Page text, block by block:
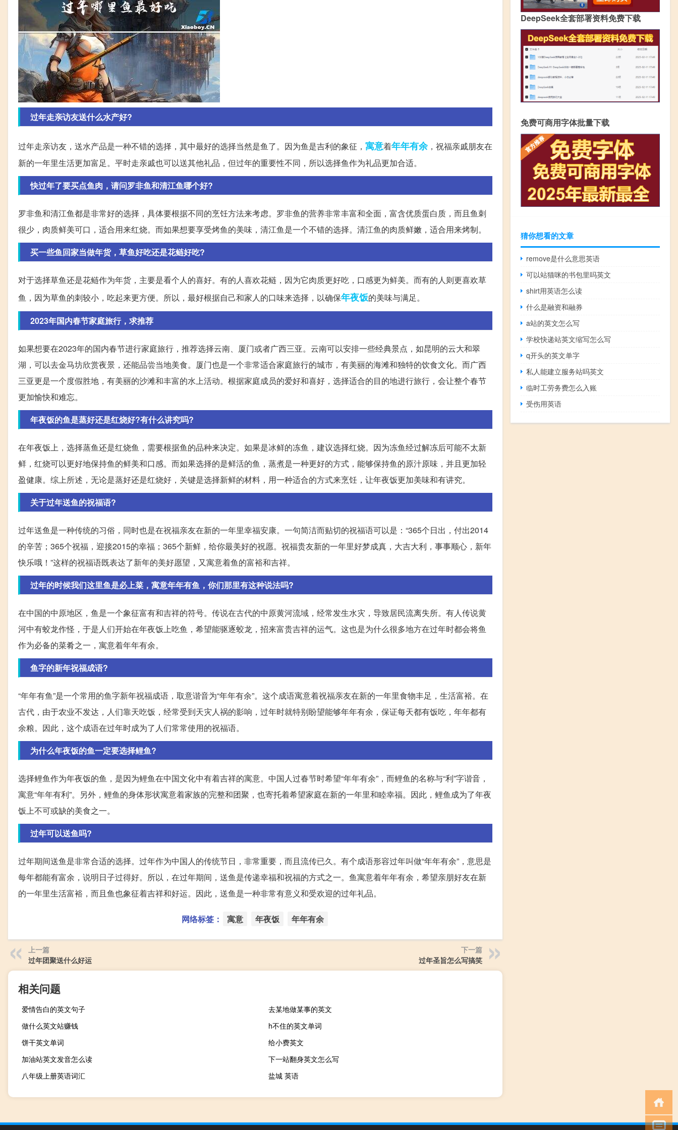
过年走亲访友送什么水产好?
过年走亲访友，送水产品是一种不错的选择，其中最好的选择当然是鱼了。因为鱼是吉利的象征， 寓意着年年有余 ，祝福亲戚朋友在
新的一年里生活更加富足。平时走亲戚也可以送其他礼品，但过年的重要性不同，所以选择鱼作为礼品更加合适。
快过年了要买点鱼肉，请问罗非鱼和清江鱼哪个好?
罗非鱼和清江鱼都是非常好的选择，具体要根据不同的烹饪方法来考虑。罗非鱼的营养非常丰富和全面，富含优质蛋白质，而且鱼刺
很少，肉质鲜美可口，适合用来红烧。而如果想要享受烤鱼的美味，清江鱼是一个不错的选择。清江鱼的肉质鲜嫩，适合用来烤制。
买一些鱼回家当做年货，草鱼好吃还是花鲢好吃?
对于选择草鱼还是花鲢作为年货，主要是看个人的喜好。有的人喜欢花鲢，因为它肉质更好吃，口感更为鲜美。而有的人则更喜欢草
鱼，因为草鱼的刺较小，吃起来更方便。所以，最好根据自己和家人的口味来选择，以确保年夜饭的美味与满足。
2023年国内春节家庭旅行，求推荐
如果想要在2023年的国内春节进行家庭旅行，推荐选择云南、厦门或者广西三亚。云南可以安排一些经典景点，如昆明的云大和翠
湖，可以去金马坊欣赏夜景，还能品尝当地美食。厦门也是一个非常适合家庭旅行的城市，有美丽的海滩和独特的饮食文化。而广西
三亚更是一个度假胜地，有美丽的沙滩和丰富的水上活动。根据家庭成员的爱好和喜好，选择适合的目的地进行旅行，会让整个春节
更加愉快和难忘。
年夜饭的鱼是蒸好还是红烧好?有什么讲究吗?
在年夜饭上，选择蒸鱼还是红烧鱼，需要根据鱼的品种来决定。如果是冰鲜的冻鱼，建议选择红烧。因为冻鱼经过解冻后可能不太新
鲜，红烧可以更好地保持鱼的鲜美和口感。而如果选择的是鲜活的鱼，蒸煮是一种更好的方式，能够保持鱼的原汁原味，并且更加轻
盈健康。综上所述，无论是蒸好还是红烧好，关键是选择新鲜的材料，用一种适合的方式来烹饪，让年夜饭更加美味和有讲究。
关于过年送鱼的祝福语?
过年送鱼是一种传统的习俗，同时也是在祝福亲友在新的一年里幸福安康。一句简洁而贴切的祝福语可以是：“365个日出，付出2014
的辛苦；365个祝福，迎接2015的幸福；365个新鲜，给你最美好的祝愿。祝福贵友新的一年里好梦成真，大吉大利，事事顺心，新年
快乐哦！”这样的祝福语既表达了新年的美好愿望，又寓意着鱼的富裕和吉祥。
过年的时候我们这里鱼是必上菜，寓意年年有鱼，你们那里有这种说法吗?
在中国的中原地区，鱼是一个象征富有和吉祥的符号。传说在古代的中原黄河流域，经常发生水灾，导致居民流离失所。有人传说黄
河中有蛟龙作怪，于是人们开始在年夜饭上吃鱼，希望能驱逐蛟龙，招来富贵吉祥的运气。这也是为什么很多地方在过年时都会将鱼
作为必备的菜肴之一，寓意着年年有余。
鱼字的新年祝福成语?
“年年有鱼”是一个常用的鱼字新年祝福成语，取意谐音为“年年有余”。这个成语寓意着祝福亲友在新的一年里食物丰足，生活富裕。在
古代，由于农业不发达，人们靠天吃饭，经常受到天灾人祸的影响，过年时就特别盼望能够年年有余，保证每天都有饭吃，年年都有
余粮。因此，这个成语在过年时成为了人们常常使用的祝福语。
为什么年夜饭的鱼一定要选择鲤鱼?
选择鲤鱼作为年夜饭的鱼，是因为鲤鱼在中国文化中有着吉祥的寓意。中国人过春节时希望“年年有余”，而鲤鱼的名称与“利”字谐音，
寓意“年年有利”。另外，鲤鱼的身体形状寓意着家族的完整和团聚，也寄托着希望家庭在新的一年里和睦幸福。因此，鲤鱼成为了年夜
饭上不可或缺的美食之一。
过年可以送鱼吗?
过年期间送鱼是非常合适的选择。过年作为中国人的传统节日，非常重要，而且流传已久。有个成语形容过年叫做“年年有余”，意思是
每年都能有富余，说明日子过得好。所以，在过年期间，送鱼是传递幸福和祝福的方式之一。鱼寓意着年年有余，希望亲朋好友在新
的一年里生活富裕，而且鱼也象征着吉祥和好运。因此，送鱼是一种非常有意义和受欢迎的过年礼品。
网络标签： 寓意 年夜饭 年年有余
上一篇
过年团聚送什么好运
下一篇
过年圣旨怎么写搞笑
相关问题
爱情告白的英文句子
去某地做某事的英文
做什么英文站赚钱
h不住的英文单词
饼干英文单词
给小费英文
加油站英文发音怎么读
下一站翻身英文怎么写
八年级上册英语词汇
盐城 英语
DeepSeek全套部署资料免费下载
免费可商用字体批量下载
猜你想看的文章
remove是什么意思英语
可以站猫咪的书包里吗英文
shirt用英语怎么读
什么是融资和融券
a站的英文怎么写
学校快递站英文缩写怎么写
q开头的英文单字
私人能建立服务站吗英文
临时工劳务费怎么入账
受伤用英语